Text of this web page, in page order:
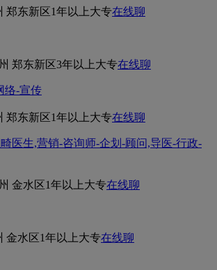
郑东新区1年以上大专在线聊
郑东新区3年以上大专在线聊
络-宣传
郑东新区1年以上大专在线聊
医生,营销-咨询师-企划-顾问,导医-行政-
金水区1年以上大专在线聊
金水区1年以上大专在线聊